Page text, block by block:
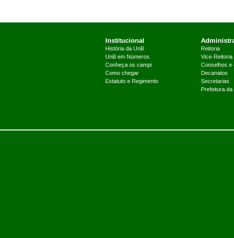
Institucional
História da UnB
UnB em Números
Conheça os campi
Como chegar
Estatuto e Regimento
Reitoria
Vice-Reitoria
Conselhos e
Decanatos
Secretarias
Prefeitura da